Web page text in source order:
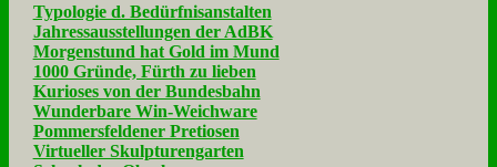
Typologie d. Bedürfnisanstalten
Jahressausstellungen der AdBK
Morgenstund hat Gold im Mund
1000 Gründe, Fürth zu lieben
Kurioses von der Bundesbahn
Wunderbare Win-Weichware
Pommersfeldener Pretiosen
Virtueller Skulpturengarten